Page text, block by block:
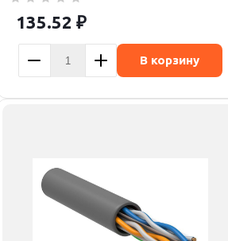
135.52 ₽
В корзину